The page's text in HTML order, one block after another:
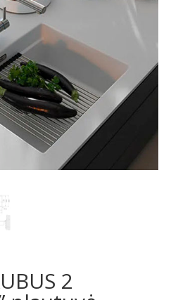
2